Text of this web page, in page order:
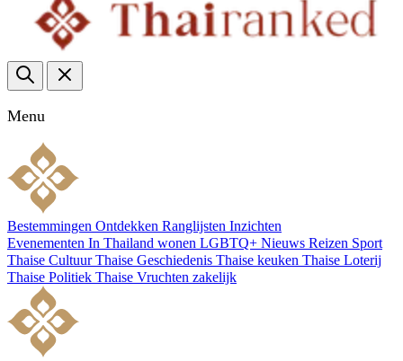
Menu
Bestemmingen Ontdekken Ranglijsten Inzichten
Evenementen In Thailand wonen LGBTQ+ Nieuws Reizen Sport
Thaise Cultuur Thaise Geschiedenis Thaise keuken Thaise Loterij
Thaise Politiek Thaise Vruchten zakelijk